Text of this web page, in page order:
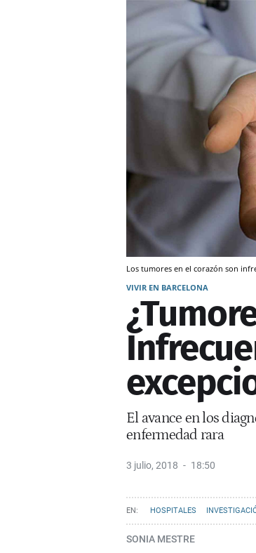
Los tumores en el corazón son
VIVIR EN BARCELONA
El avance en los
enfermedad rara
3 julio, 2018 18:50
HOSPITALES
SONIA MESTRE